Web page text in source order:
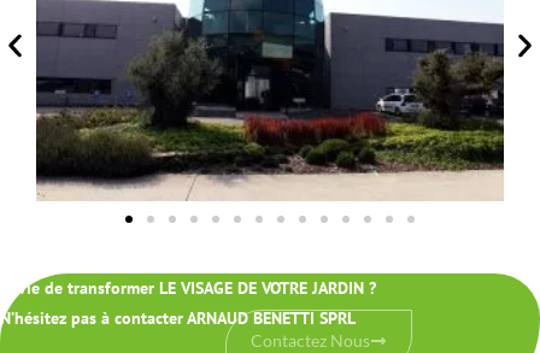
Envie de transformer LE VISAGE DE VOTRE JARDIN ?
N’hésitez pas à contacter ARNAUD BENETTI SPRL
Contactez Nous